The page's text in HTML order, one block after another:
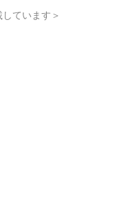
を発端に、ディー
ジェラバルザックの
ています＞